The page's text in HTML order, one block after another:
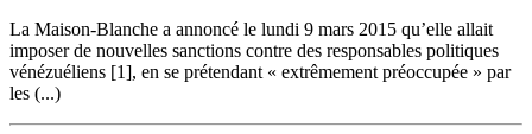
La Maison-Blanche a annoncé le lundi 9 mars 2015 qu’elle allait
imposer de nouvelles sanctions contre des responsables politiques
vénézuéliens [1], en se prétendant « extrêmement préoccupée » par
les (...)